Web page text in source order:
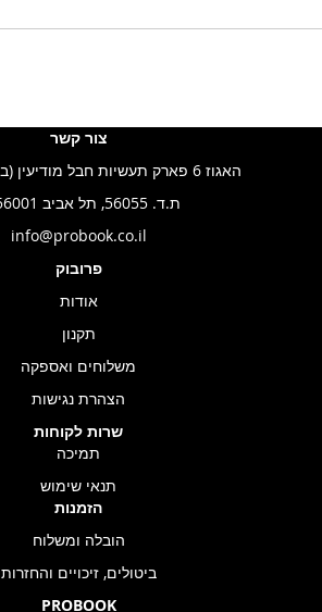
צור קשר
האגוז 6 פארק תעשיות חבל מודיעין (בתאום מראש)
ת.ד. 56055, תל אביב 6156001
info@probook.co.il
פרובוק
אודות
תקנון
משלוחים ואספקה
הצהרת נגישות
שרות לקוחות
תמיכה
תנאי שימוש
הזמנות
הובלה ומשלוח
ביטולים, זיכויים והחזרות
PROBOOK